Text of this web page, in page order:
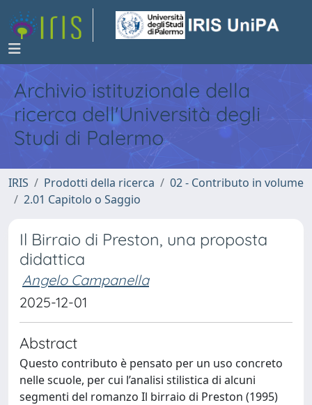
Archivio istituzionale della
ricerca dell'Università degli
Studi di Palermo
IRIS Prodotti della ricerca
02 - Contributo in volume
2.01 Capitolo o Saggio
Il Birraio di Preston, una proposta
didattica
Angelo Campanella
2025-12-01
Abstract
Questo contributo è pensato per un uso concreto
nelle scuole, per cui l’analisi stilistica di alcuni
segmenti del romanzo Il birraio di Preston (1995)